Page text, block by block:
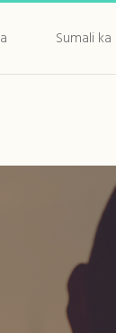
Sumali ka